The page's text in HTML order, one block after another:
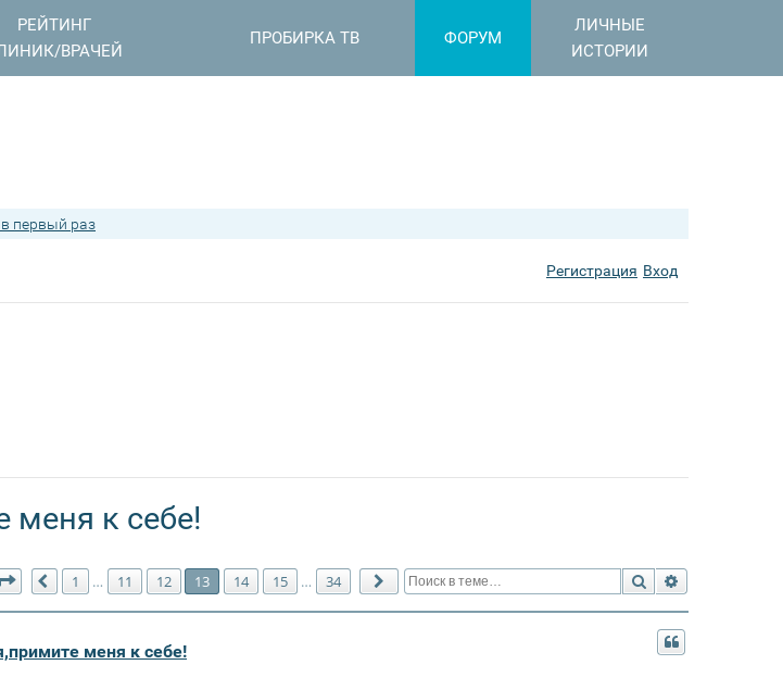
РЕЙТИНГ
ВРАЧЕЙ
ПРОБИРКА ТВ ФОРУМ
ЛИЧНЫЕ
ИСТОРИИ
первый раз
Регистрация Вход
меня к себе!
Поиск
Страница 13 из34
Пред.
1 … 11 12 13 14 15 … 34 След.
меня к себе!